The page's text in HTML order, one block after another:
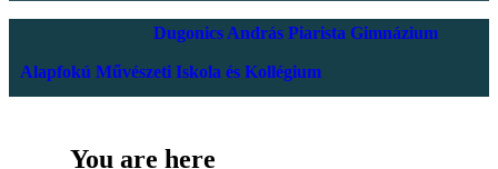
Dugonics András Piarista Gimnázium
Alapfokú Művészeti Iskola és Kollégium
You are here